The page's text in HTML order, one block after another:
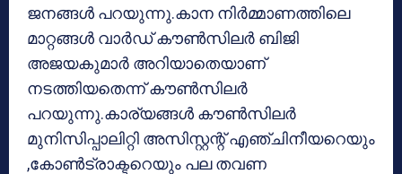
ജനങ്ങള്‍ പറയുന്നു.കാന നിര്‍മ്മാണത്തിലെ
മാറ്റങ്ങള്‍ വാര്‍ഡ് കൗണ്‍സിലര്‍ ബിജി
അജയകുമാര്‍ അറിയാതെയാണ്
നടത്തിയതെന്ന് കൗണ്‍സിലര്‍
പറയുന്നു.കാര്യങ്ങള്‍ കൗണ്‍സിലര്‍
മുനിസിപ്പാലിറ്റി അസിസ്റ്റന്റ് എഞ്ചിനീയറെയും
,കോണ്‍ട്രാക്ടറെയും പല തവണ